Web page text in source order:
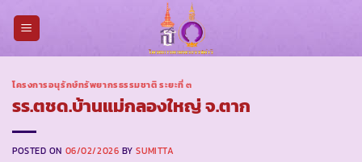
โครงการอนุรักษ์ทรัพยากรธรรมชาติ ระยะที่ ๓
รร.ตชด.บ้านแม่กลองใหญ่ จ.ตาก
POSTED ON 06/02/2026 BYSUMITTA